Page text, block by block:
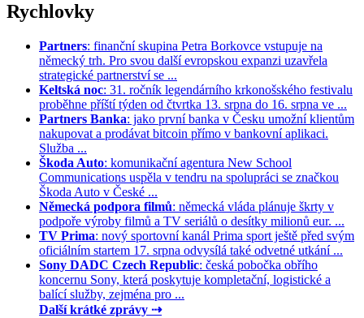
Rychlovky
Partners: finanční skupina Petra Borkovce vstupuje na
německý trh. Pro svou další evropskou expanzi uzavřela
strategické partnerství se ...
Keltská noc: 31. ročník legendárního krkonošského festivalu
proběhne příští týden od čtvrtka 13. srpna do 16. srpna ve ...
Partners Banka: jako první banka v Česku umožní klientům
nakupovat a prodávat bitcoin přímo v bankovní aplikaci.
Služba ...
Škoda Auto: komunikační agentura New School
Communications uspěla v tendru na spolupráci se značkou
Škoda Auto v České ...
Německá podpora filmů: německá vláda plánuje škrty v
podpoře výroby filmů a TV seriálů o desítky milionů eur. ...
TV Prima: nový sportovní kanál Prima sport ještě před svým
oficiálním startem 17. srpna odvysílá také odvetné utkání ...
Sony DADC Czech Republic: česká pobočka obřího
koncernu Sony, která poskytuje kompletační, logistické a
balící služby, zejména pro ...
Další krátké zprávy ⇢